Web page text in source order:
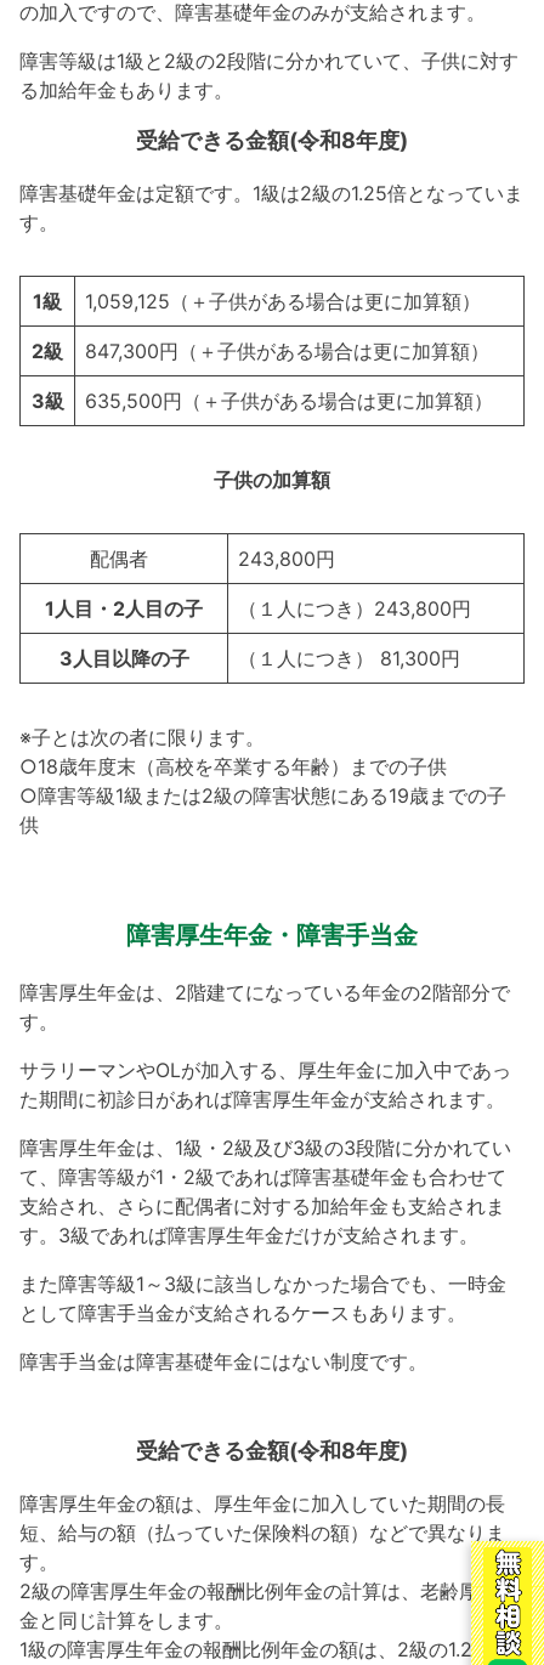
の加入ですので、障害基礎年金のみが支給されます。
障害等級は1級と2級の2段階に分かれていて、子供に対す
る加給年金もあります。
受給できる金額(令和8年度)
障害基礎年金は定額です。1級は2級の1.25倍となっていま
す。
1級 1,059,125（＋子供がある場合は更に加算額）
2級 847,300円（＋子供がある場合は更に加算額）
3級 635,500円（＋子供がある場合は更に加算額）
子供の加算額
配偶者 243,800円
1人目・2人目の子 （１人につき）243,800円
3人目以降の子 （１人につき） 81,300円
※子とは次の者に限ります。
○18歳年度末（高校を卒業する年齢）までの子供
○障害等級1級または2級の障害状態にある19歳までの子
供
障害厚生年金・障害手当金
障害厚生年金は、2階建てになっている年金の2階部分で
す。
サラリーマンやOLが加入する、厚生年金に加入中であっ
た期間に初診日があれば障害厚生年金が支給されます。
障害厚生年金は、1級・2級及び3級の3段階に分かれてい
て、障害等級が1・2級であれば障害基礎年金も合わせて
支給され、さらに配偶者に対する加給年金も支給されま
す。3級であれば障害厚生年金だけが支給されます。
また障害等級1～3級に該当しなかった場合でも、一時金
として障害手当金が支給されるケースもあります。
障害手当金は障害基礎年金にはない制度です。
受給できる金額(令和8年度)
障害厚生年金の額は、厚生年金に加入していた期間の長
短、給与の額（払っていた保険料の額）などで異なりま
す。
2級の障害厚生年金の報酬比例年金の計算は、老齢厚生年
金と同じ計算をします。
1級の障害厚生年金の報酬比例年金の額は、2級の1.25倍で